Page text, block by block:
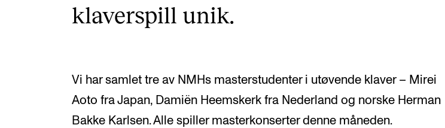
klaverspill unik.
Vi har samlet tre av NMHs masterstudenter i utøvende klaver – Mirei
Aoto fra Japan, Damiën Heemskerk fra Nederland og norske Herman
Bakke Karlsen. Alle spiller masterkonserter denne måneden.